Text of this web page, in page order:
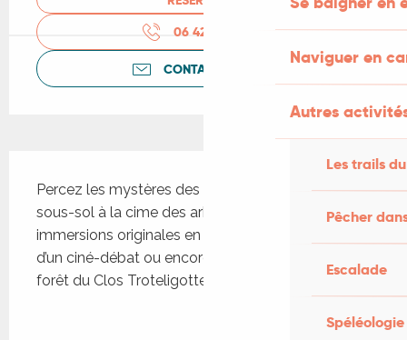
Naviguer en
Autres
Les trails
Pêcher
Escalade
Spéléologie
06 42 17 08
CONTACTEZ-NOUS
Percez les mystères des interactions du vivant, du
sous-sol à la cime des arbres, à travers des
immersions originales en forêt des Causses, lors
d’un ciné-débat ou encore dans les vignes et la
forêt du Clos Troteligotte.